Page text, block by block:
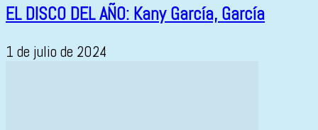
EL DISCO DEL AÑO: Kany García, García
1 de julio de 2024